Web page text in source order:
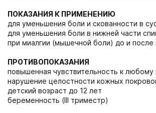
ПОКАЗАНИЯ К ПРИМЕНЕНИЮ
для уменьшения боли и скованности в
для уменьшения боли в нижней части
при миалгии (мышечной боли) до и после
ПРОТИВОПОКАЗАНИЯ
повышенная чувствительность к любому
нарушение целостности кожных
детский возраст до 12 лет
беременность (III триместр)